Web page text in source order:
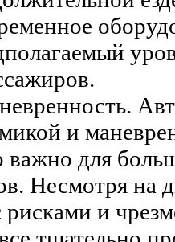
и
важно для
Несмотря на
рисками и